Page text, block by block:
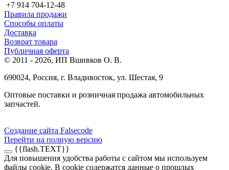
+7 914 704-12-48
Правила продажи
Способы оплаты
Доставка
Возврат товара
Публичная оферта
© 2011 - 2026, ИП Вшивков О. В.
690024, Россия, г. Владивосток, ул. Шестая, 9
Оптовые поставки и розничная продажа автомобильных
запчастей.
Создание сайта Falsecode
Перейти на полную версию
{{flash.TEXT}}
Для повышения удобства работы с сайтом мы используем
файлы cookie. В cookie содержатся данные о прошлых